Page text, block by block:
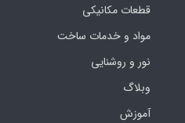
قطعات مکانیکی
مواد و خدمات ساخت
نور و روشنایی
وبلاگ
آموزش